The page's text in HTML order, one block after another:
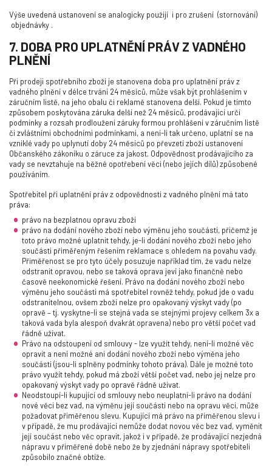
Výše uvedená ustanovení se analogicky použijí i pro zrušení (stornování)
objednávky .
7. DOBA PRO UPLATNĚNÍ PRÁV Z VADNÉHO
PLNĚNÍ
Při prodeji spotřebního zboží je stanovena doba pro uplatnění práv z
vadného plnění v délce trvání 24 měsíců, může však být prohlášením v
záručním listě, na jeho obalu či reklamě stanovena delší. Pokud je tímto
způsobem poskytována záruka delší než 24 měsíců, prodávající určí
podmínky a rozsah prodloužení záruky formou prohlášení v záručním listě
či zvláštními obchodními podmínkami, a není-li tak určeno, uplatní se na
vzniklé vady po uplynutí doby 24 měsíců po převzetí zboží ustanovení
Občanského zákoníku o záruce za jakost. Odpovědnost prodávajícího za
vady se nevztahuje na běžné opotřebení věci (nebo jejích dílů) způsobené
používáním.
Spotřebitel při uplatnění práv z odpovědnosti z vadného plnění má tato
práva:
právo na bezplatnou opravu zboží
právo na dodání nového zboží nebo výměnu jeho součásti, přičemž je
toto právo možné uplatnit tehdy, je-li dodání nového zboží nebo jeho
součásti přiměřeným řešením reklamace s ohledem na povahu vady.
Přiměřenost se pro tyto účely posuzuje například tím, že vadu nelze
odstranit opravou, nebo se taková oprava jeví jako finančně nebo
časově neekonomické řešení. Právo na dodání nového zboží nebo
výměnu jeho součásti má spotřebitel rovněž tehdy, pokud jde o vadu
odstranitelnou, ovšem zboží nelze pro opakovaný výskyt vady (po
opravě – tj. vyskytne-li se stejná vada se stejnými projevy celkem 3x a
taková vada byla alespoň dvakrát opravena) nebo pro větší počet vad
řádně užívat.
Právo na odstoupení od smlouvy - lze využít tehdy, není-li možné věc
opravit a není možné ani dodání nového zboží nebo výměna jeho
součásti (jsou-li splněny podmínky tohoto práva). Dále je možné toto
právo využít tehdy, pokud má zboží větší počet vad, nebo jej nelze pro
opakovaný výskyt vady po opravě řádně užívat.
Neodstoupí-li kupující od smlouvy nebo neuplatní-li právo na dodání
nové věci bez vad, na výměnu její součásti nebo na opravu věci, může
požadovat přiměřenou slevu. Kupující má právo na přiměřenou slevu i
v případě, že mu prodávající nemůže dodat novou věc bez vad, vyměnit
její součást nebo věc opravit, jakož i v případě, že prodávající nezjedná
nápravu v přiměřené době nebo že by zjednání nápravy spotřebiteli
způsobilo značné obtíže.